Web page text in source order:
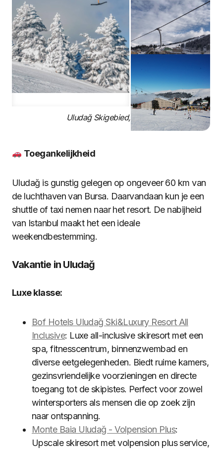
Uludağ Skigebied, Turkije
Toegankelijkheid
Uludağ is gunstig gelegen op ongeveer 60 km van
de luchthaven van Bursa. Daarvandaan kun je een
shuttle of taxi nemen naar het resort. De nabijheid
van Istanbul maakt het een ideale
weekendbestemming.
Vakantie in Uludağ
Luxe klasse:
Bof Hotels Uludağ Ski&Luxury Resort All
Inclusive: Luxe all-inclusive skiresort met een
spa, fitnesscentrum, binnenzwembad en
diverse eetgelegenheden. Biedt ruime kamers,
gezinsvriendelijke voorzieningen en directe
toegang tot de skipistes. Perfect voor zowel
wintersporters als mensen die op zoek zijn
naar ontspanning.
Monte Baia Uludağ - Volpension Plus:
Upscale skiresort met volpension plus service,